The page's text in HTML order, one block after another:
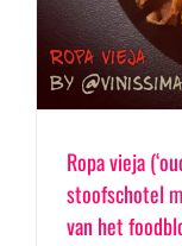
Ropa vieja
stoofschotel
van het